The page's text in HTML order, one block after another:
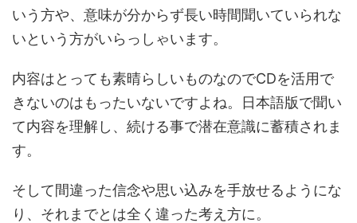
いう方や、意味が分からず長い時間聞いていられな
いという方がいらっしゃいます。
内容はとっても素晴らしいものなのでCDを活用で
きないのはもったいないですよね。日本語版で聞い
て内容を理解し、続ける事で潜在意識に蓄積されま
す。
そして間違った信念や思い込みを手放せるようにな
り、それまでとは全く違った考え方に。